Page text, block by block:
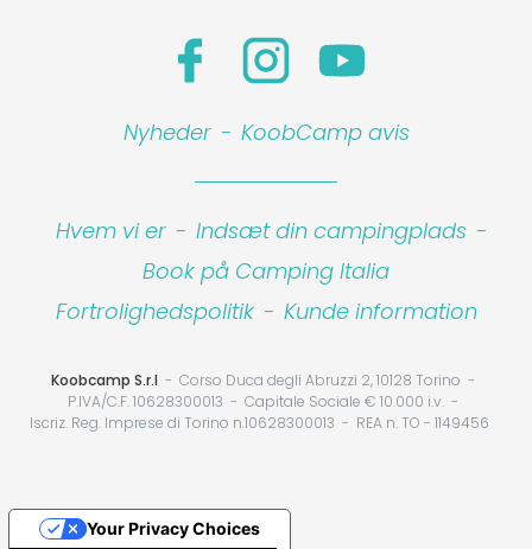
Nyheder - KoobCamp avis
Hvem vi er - Indsæt din campingplads -
Book på Camping Italia
Fortrolighedspolitik - Kunde information
Koobcamp S.r.l
Corso Duca degli Abruzzi 2, 10128 Torino
P.IVA/C.F. 10628300013
Capitale Sociale € 10.000 i.v.
Iscriz. Reg. Imprese di Torino n.10628300013
REA n. TO - 1149456
Your Privacy Choices